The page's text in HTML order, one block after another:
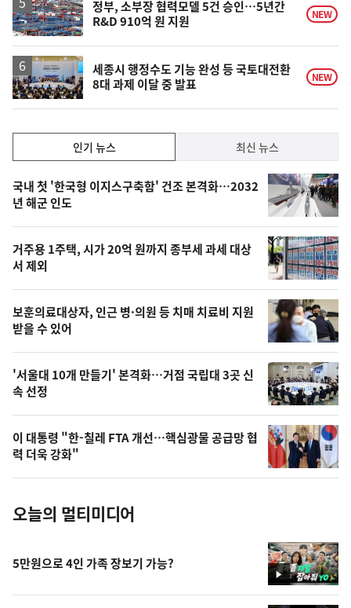
정부, 소부장 협력모델 5건 승인…5년간
R&D 910억 원 지원
NEW
세종시 행정수도 기능 완성 등 국토대전환
8대 과제 이달 중 발표
NEW
기,
최
신,
오
늘
의
영
상
오
늘
의
사
진
인기 뉴스 최신 뉴스
인
기
뉴
스
국내 첫 '한국형 이지스구축함' 건조 본격화…2032
년 해군 인도
거주용 1주택, 시가 20억 원까지 종부세 과세 대상
서 제외
보훈의료대상자, 인근 병·의원 등 치매 치료비 지원
받을 수 있어
'서울대 10개 만들기' 본격화…거점 국립대 3곳 신
속 선정
이 대통령 "한-칠레 FTA 개선…핵심광물 공급망 협
력 더욱 강화"
오늘의 멀티미디어
영
상
5만원으로 4인 가족 장보기 가능?